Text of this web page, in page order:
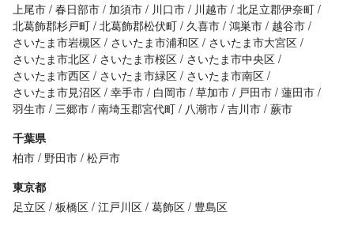
上尾市 春日部市 加須市 川口市 川越市 北足立郡伊奈町
北葛飾郡杉戸町 北葛飾郡松伏町 久喜市 鴻巣市
越谷市
さいたま市岩槻区
さいたま市浦和区
さいたま市大宮区
さいたま市北区
さいたま市桜区
さいたま市中央区
さいたま市西区
さいたま市緑区
さいたま市南区
さいたま市見沼区 幸手市 白岡市 草加市 戸田市 蓮田市
羽生市 三郷市 南埼玉郡宮代町 八潮市 吉川市 蕨市
千葉県
柏市 野田市 松戸市
東京都
足立区 板橋区 江戸川区 葛飾区 豊島区